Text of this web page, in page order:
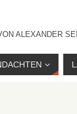
ALEXANDER